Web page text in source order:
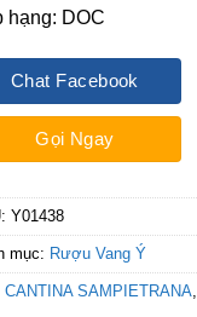
hạng: DOC
Chat Facebook
Gọi Ngay
Y01438
mục: Rượu Vang Ý
CANTINA SAMPIETRANA,